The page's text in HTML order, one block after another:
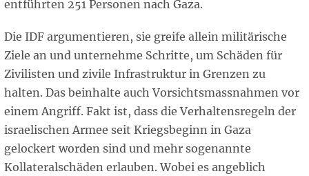
entführten 251 Personen nach Gaza.
Die IDF argumentieren, sie greife allein militärische
Ziele an und unternehme Schritte, um Schäden für
Zivilisten und zivile Infrastruktur in Grenzen zu
halten. Das beinhalte auch Vorsichtsmassnahmen vor
einem Angriff. Fakt ist, dass die Verhaltensregeln der
israelischen Armee seit Kriegsbeginn in Gaza
gelockert worden sind und mehr sogenannte
Kollateralschäden erlauben. Wobei es angeblich